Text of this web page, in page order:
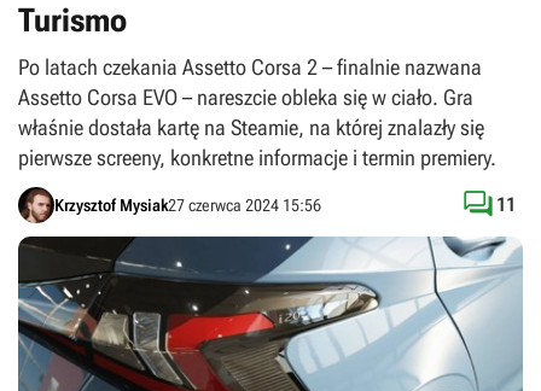
Turismo
Po latach czekania Assetto Corsa 2 – finalnie nazwana
Assetto Corsa EVO – nareszcie obleka się w ciało. Gra
właśnie dostała kartę na Steamie, na której znalazły się
pierwsze screeny, konkretne informacje i termin premiery.
Krzysztof Mysiak27 czerwca 2024 15:56  11